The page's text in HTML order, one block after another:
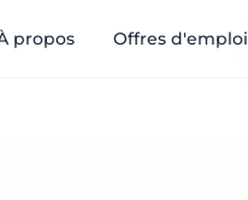
propos Offres d'emploi